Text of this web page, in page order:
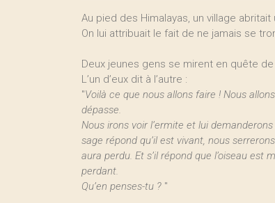
Au pied des Himalayas, un village
On lui attribuait le fait de ne jamais se
Deux jeunes gens se mirent en quête
L’un d’eux dit à l’autre :
"Voilà ce que nous allons faire ! Nous
dépasse.
Nous irons voir l’ermite et lui
sage répond qu’il est vivant, nous
aura perdu. Et s’il répond que l’oiseau est
perdant.
Qu’en penses-tu ? "